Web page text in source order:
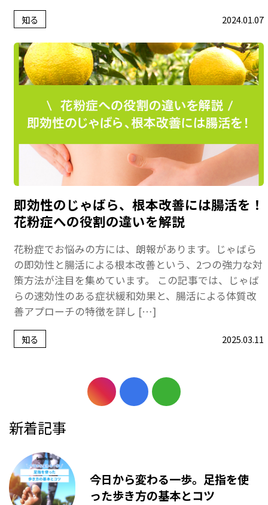
知る 2024.01.07
即効性のじゃばら、根本改善には腸活を！
花粉症への役割の違いを解説
花粉症でお悩みの方には、朗報があります。じゃばら
の即効性と腸活による根本改善という、2つの強力な対
策方法が注目を集めています。 この記事では、じゃば
らの速効性のある症状緩和効果と、腸活による体質改
善アプローチの特徴を詳し […]
知る 2025.03.11
新着記事
今日から変わる一歩。足指を使
った歩き方の基本とコツ